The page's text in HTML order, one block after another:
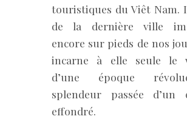
touristiques du Viêt Nam.
de la dernière ville
encore sur pieds de nos
incarne à elle seule le
d’une époque
splendeur passée d’un
effondré.